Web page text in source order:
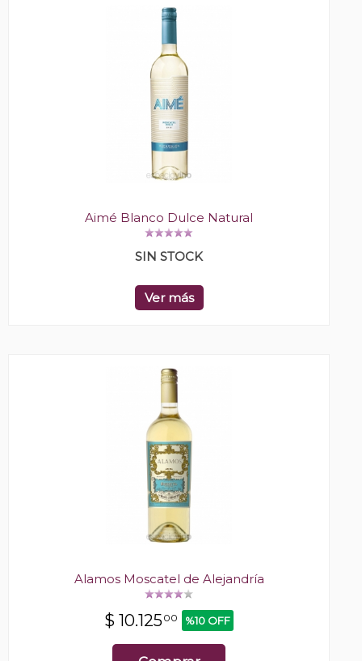
Aimé Blanco Dulce Natural
SIN STOCK
Ver más
Alamos Moscatel de Alejandría
$ 10.12500 %10 OFF